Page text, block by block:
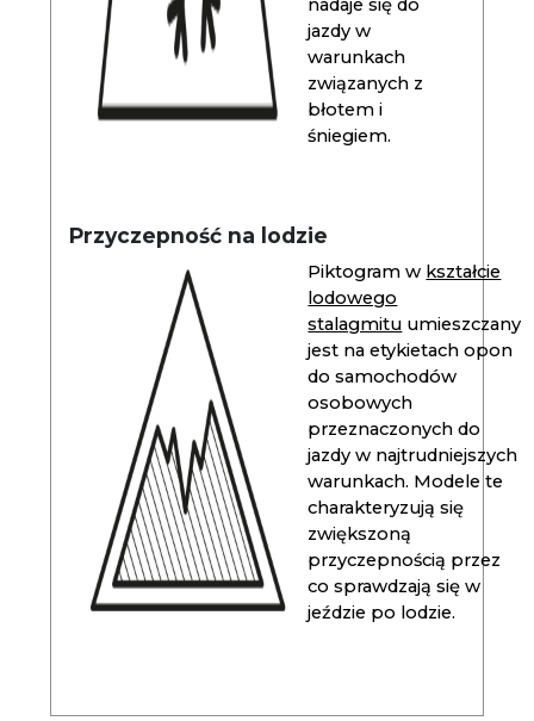
nadaje się do
jazdy w
warunkach
związanych z
błotem i
śniegiem.
Przyczepność na lodzie
Piktogram w kształcie
lodowego
stalagmitu umieszczany
jest na etykietach opon
do samochodów
osobowych
przeznaczonych do
jazdy w najtrudniejszych
warunkach. Modele te
charakteryzują się
zwiększoną
przyczepnością przez
co sprawdzają się w
jeździe po lodzie.